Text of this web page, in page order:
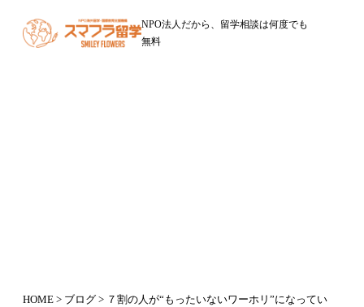
NPO法人だから、留学相談は何度でも
無料
HOME > ブログ > ７割の人が“もったいないワーホリ”になってい